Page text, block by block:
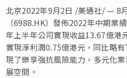
北京2022年9月2日 /美通社/ — 8
（6988.HK）發佈2022年中期業
年上半年公司實現收益13.67億港
實現淨利潤0.75億港元，同比略
現了樂享強抗風險能力，多元化
展空間。